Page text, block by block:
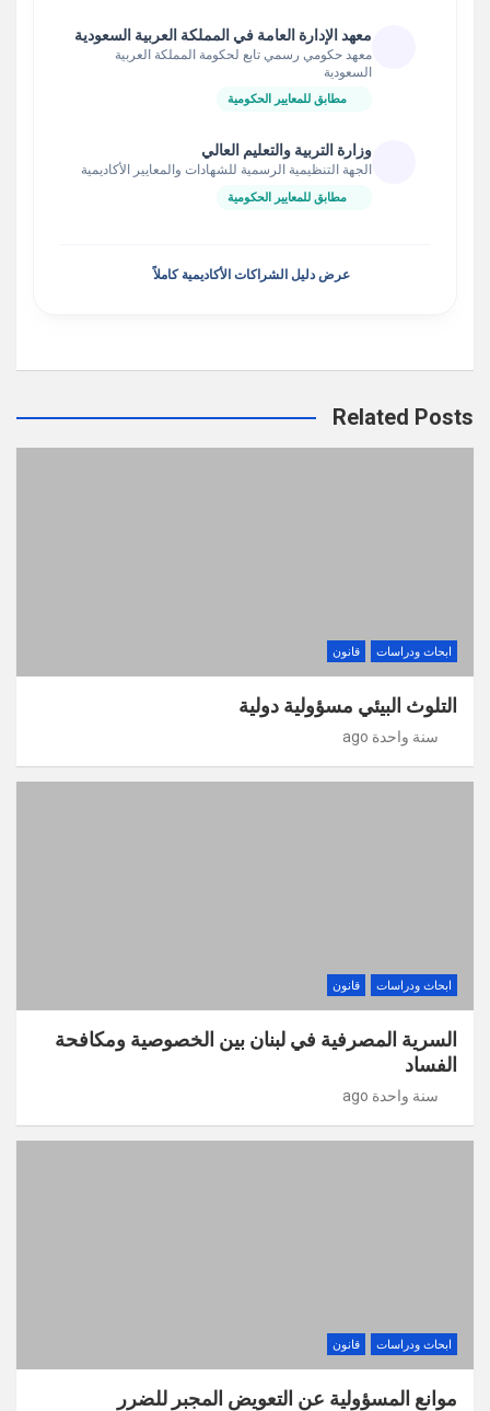
معهد الإدارة العامة في المملكة العربية السعودية
معهد حكومي رسمي تابع لحكومة المملكة العربية
السعودية
مطابق للمعايير الحكومية
وزارة التربية والتعليم العالي
الجهة التنظيمية الرسمية للشهادات والمعايير الأكاديمية
مطابق للمعايير الحكومية
عرض دليل الشراكات الأكاديمية كاملاً
Related Posts
ابحاث ودراسات قانون
التلوث البيئي مسؤولية دولية
سنة واحدة ago
ابحاث ودراسات قانون
السرية المصرفية في لبنان بين الخصوصية ومكافحة
الفساد
سنة واحدة ago
ابحاث ودراسات قانون
موانع المسؤولية عن التعويض المجبر للضرر